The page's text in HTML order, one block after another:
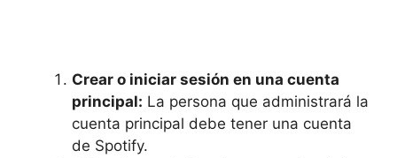
Crear o iniciar sesión en una cuenta
principal: La persona que administrará la
cuenta principal debe tener una cuenta
de Spotify.